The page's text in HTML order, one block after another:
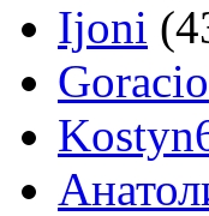
Ijoni
Goracio